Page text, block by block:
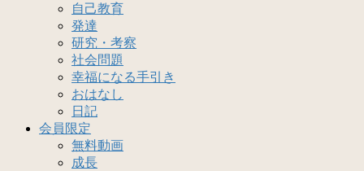
自己教育
発達
研究・考察
社会問題
幸福になる手引き
おはなし
日記
会員限定
無料動画
成長